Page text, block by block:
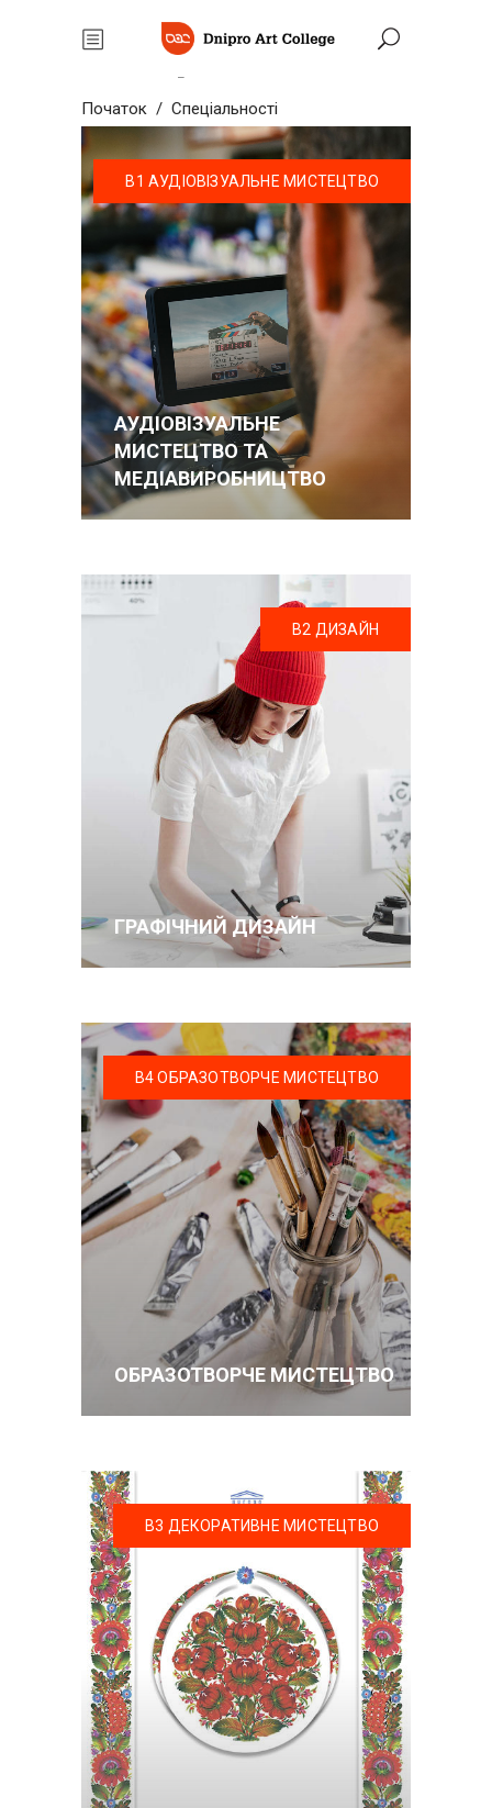
Спеціальності
Початок / Спеціальності
В1 АУДІОВІЗУАЛЬНЕ МИСТЕЦТВО
АУДІОВІЗУАЛЬНЕ
МИСТЕЦТВО ТА
МЕДІАВИРОБНИЦТВО
В2 ДИЗАЙН
ГРАФІЧНИЙ ДИЗАЙН
В4 ОБРАЗОТВОРЧЕ МИСТЕЦТВО
ОБРАЗОТВОРЧЕ МИСТЕЦТВО
В3 ДЕКОРАТИВНЕ МИСТЕЦТВО